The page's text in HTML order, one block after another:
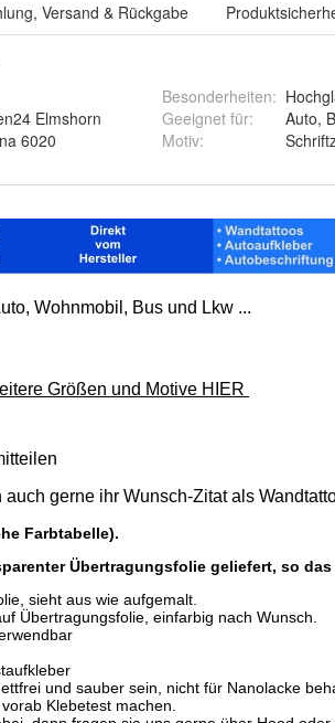
Versand & Rückgabe
Elmshorn
6020
Besonderheiten:
Geeignet für:
Auto,
Motiv: